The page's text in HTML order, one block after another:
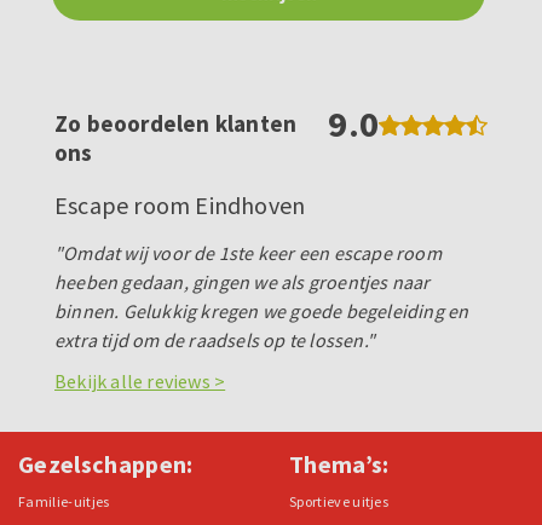
Zo beoordelen klanten
ons
9.0
Escape room Eindhoven
"Omdat wij voor de 1ste keer een escape room
heeben gedaan, gingen we als groentjes naar
binnen. Gelukkig kregen we goede begeleiding en
extra tijd om de raadsels op te lossen."
Bekijk alle reviews >
Gezelschappen:
Familie-uitjes
Thema’s:
Sportieve uitjes